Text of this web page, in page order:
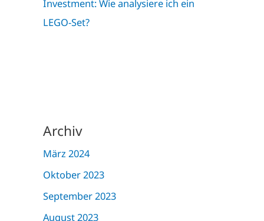
Investment: Wie analysiere ich ein
LEGO-Set?
Archiv
März 2024
Oktober 2023
September 2023
August 2023